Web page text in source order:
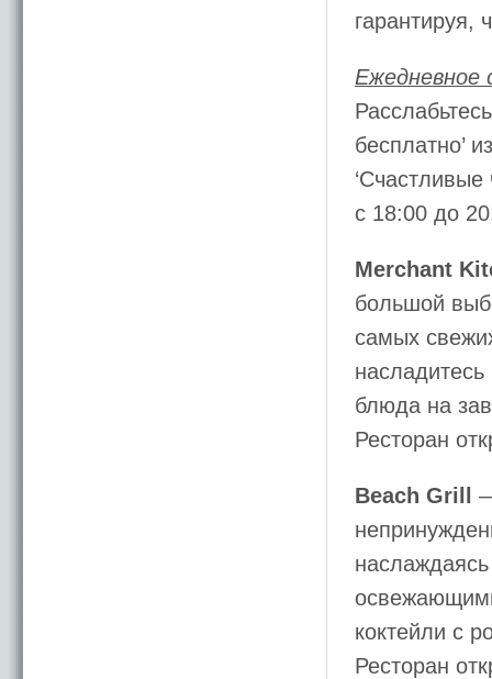
гарантируя,
Ежедневное
бесплатно’
с 18:00 до
Merchant
большой
самых
блюда на
Ресторан
Beach Grill
коктейли с
Ресторан